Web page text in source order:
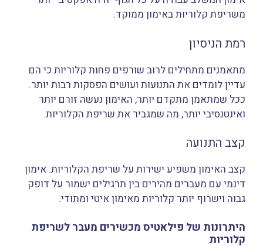
משריפת קלוריות באימון ממוקד.
רמת הניסיון
מתאמנים מתחילים לרוב שורפים פחות קלוריות כי הם
עדיין לומדים את התנועות ועושים הפסקות רבות יותר.
ככל שמתאמן מתקדם יותר, האימון נעשה זורם יותר
ואינטנסיבי יותר, מה שמגביר את שריפת הקלוריות.
קצב התנועה
קצב האימון משפיע ישירות על שריפת הקלוריות. אימון
דינמי עם מעברים מהירים בין תרגילים ישמור על דופק
גבוה וישרוף יותר קלוריות מאימון איטי ומתודי.
היתרונות של פילאטיס מכשירים מעבר לשריפת
קלוריות